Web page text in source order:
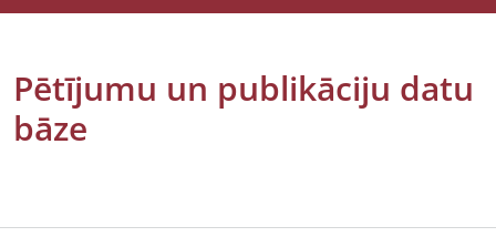
Pētījumu un publikāciju datu
bāze